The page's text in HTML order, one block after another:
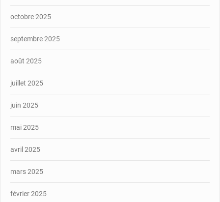
octobre 2025
septembre 2025
août 2025
juillet 2025
juin 2025
mai 2025
avril 2025
mars 2025
février 2025